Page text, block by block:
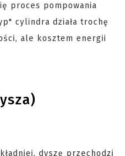
proces pompowania
cylindra działa trochę
ale kosztem energii
dyszę przechodzi